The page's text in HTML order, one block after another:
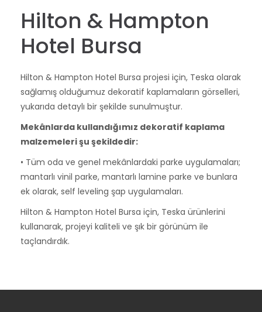
Hilton & Hampton
Hotel Bursa
Hilton & Hampton Hotel Bursa projesi için, Teska olarak
sağlamış olduğumuz dekoratif kaplamaların görselleri,
yukarıda detaylı bir şekilde sunulmuştur.
Mekânlarda kullandığımız dekoratif kaplama
malzemeleri şu şekildedir:
• Tüm oda ve genel mekânlardaki parke uygulamaları;
mantarlı vinil parke, mantarlı lamine parke ve bunlara
ek olarak, self leveling şap uygulamaları.
Hilton & Hampton Hotel Bursa için, Teska ürünlerini
kullanarak, projeyi kaliteli ve şık bir görünüm ile
taçlandırdık.